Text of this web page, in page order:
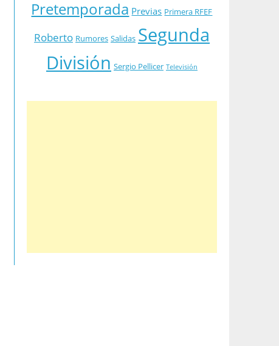
Pretemporada Previas Primera RFEF
Roberto Rumores Salidas Segunda
División Sergio Pellicer Televisión